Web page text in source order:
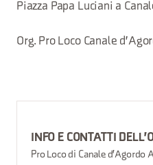
Piazza Papa Luciani a
Org. Pro Loco Canale
INFO E CONTATTI
Pro Loco di Canale d'Agordo